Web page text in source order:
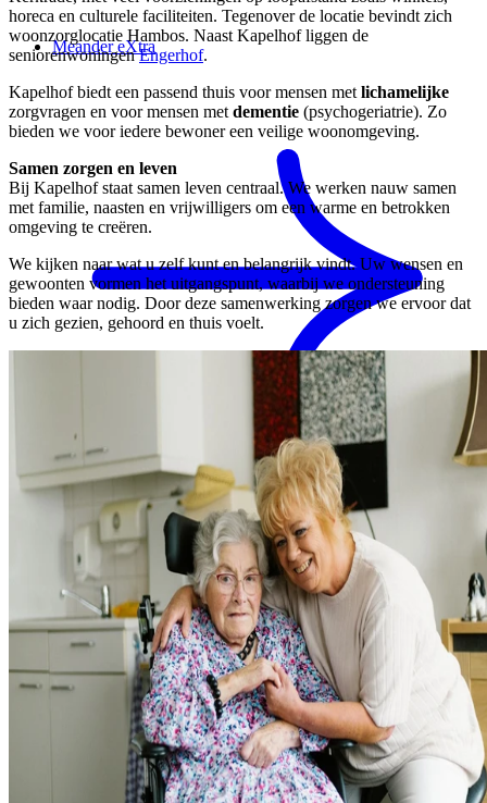
Meander eXtra
horeca en culturele faciliteiten. Tegenover de locatie bevindt zich
woonzorglocatie Hambos. Naast Kapelhof liggen de
seniorenwoningenEngerhof.
Kapelhof biedt een passend thuis voor mensen met lichamelijke
zorgvragen en voor mensen met dementie (psychogeriatrie). Zo
bieden we voor iedere bewoner een veilige woonomgeving.
Samen zorgen en leven
Bij Kapelhof staat samen leven centraal. We werken nauw samen
met familie, naasten en vrijwilligers om een warme en betrokken
omgeving te creëren.
We kijken naar wat u zelf kunt en belangrijk vindt. Uw wensen en
gewoonten vormen het uitgangspunt, waarbij we ondersteuning
bieden waar nodig. Door deze samenwerking zorgen we ervoor dat
u zich gezien, gehoord en thuis voelt.